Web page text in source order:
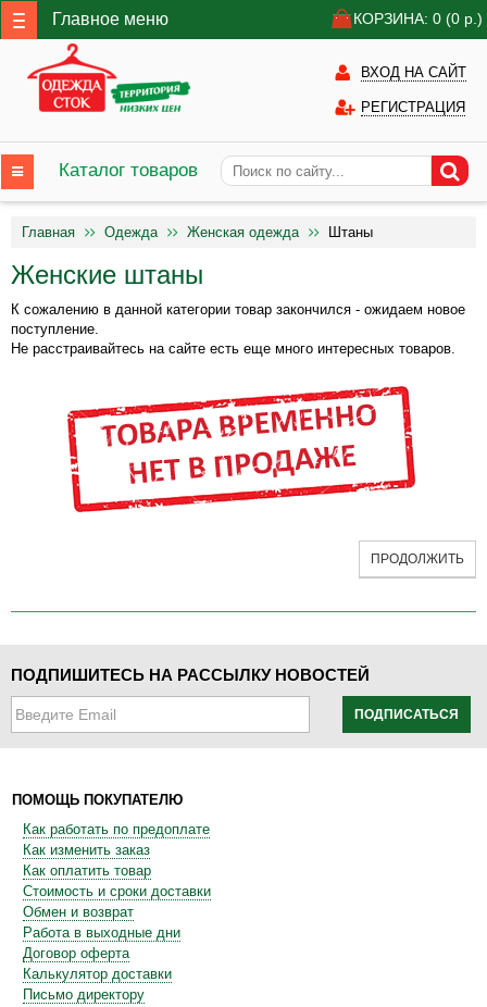
Главное меню КОРЗИНА: 0 (0 р.)
ВХОД НА САЙТ
РЕГИСТРАЦИЯ
Каталог товаров
Главная Одежда Женская одежда Штаны
Женские штаны
К сожалению в данной категории товар закончился - ожидаем новое
поступление.
Не расстраивайтесь на сайте есть еще много интересных товаров.
ПРОДОЛЖИТЬ
ПОДПИШИТЕСЬ НА РАССЫЛКУ НОВОСТЕЙ
ПОДПИСАТЬСЯ
ПОМОЩЬ ПОКУПАТЕЛЮ
Как работать по предоплате
Как изменить заказ
Как оплатить товар
Стоимость и сроки доставки
Обмен и возврат
Работа в выходные дни
Договор оферта
Калькулятор доставки
Письмо директору